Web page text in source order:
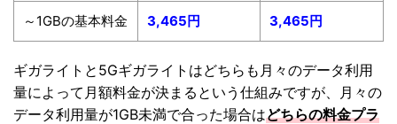
～1GBの基本料金 3,465円 3,465円
ギガライトと5Gギガライトはどちらも月々のデータ利用
量によって月額料金が決まるという仕組みですが、月々の
データ利用量が1GB未満で合った場合はどちらの料金プラ